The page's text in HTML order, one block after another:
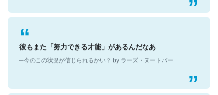
彼もまた「努力できる才能」があるんだなあ
─今のこの状況が信じられるかい？ by ラーズ・ヌートバー